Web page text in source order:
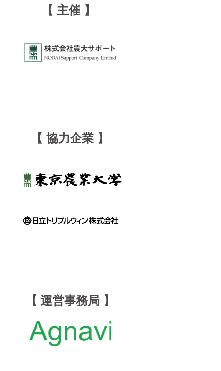
【 主催 】
【 協力企業 】
【 運営事務局 】